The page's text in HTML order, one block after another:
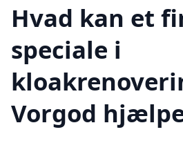
Hvad kan et
speciale i
Vorgod